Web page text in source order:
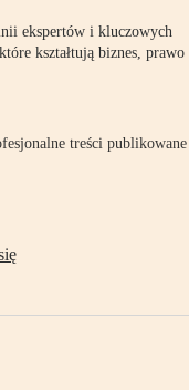
ekspertów i kluczowych
kształtują biznes, prawo
treści publikowane